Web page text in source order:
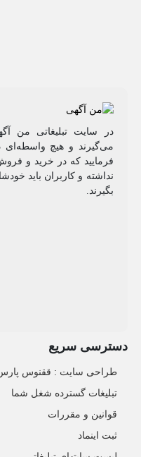
در سایت تبلیغاتی من
می‌گیرند و هیچ واسطه‌ای
فرمایید که در خرید و
نداشته و کاربران باید
بگیرند.
دسترسی سریع
طراحی سایت :‌ ققنوس
تبلیغات گسترده شغل شما
قوانین و مقررات
ثبت اینماد